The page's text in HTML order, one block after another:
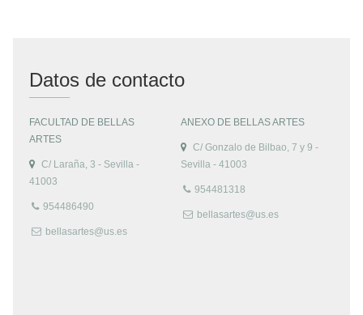
Datos de contacto
FACULTAD DE BELLAS
ARTES
C/ Laraña, 3 - Sevilla -
41003
954486490
bellasartes@us.es
ANEXO DE BELLAS ARTES
C/ Gonzalo de Bilbao, 7 y 9 -
Sevilla - 41003
954481318
bellasartes@us.es